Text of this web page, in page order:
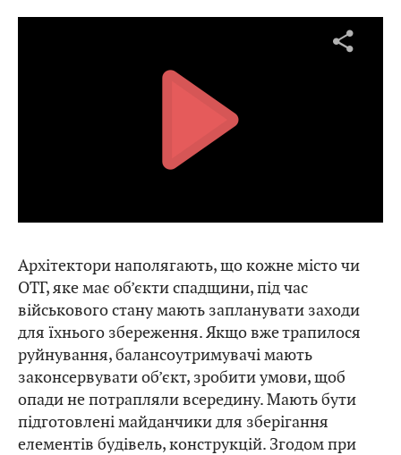
Архітектори наполягають, що кожне місто чи
ОТГ, яке має об’єкти спадщини, під час
військового стану мають запланувати заходи
для їхнього збереження. Якщо вже трапилося
руйнування, балансоутримувачі мають
законсервувати об’єкт, зробити умови, щоб
опади не потрапляли всередину. Мають бути
підготовлені майданчики для зберігання
елементів будівель, конструкцій. Згодом при